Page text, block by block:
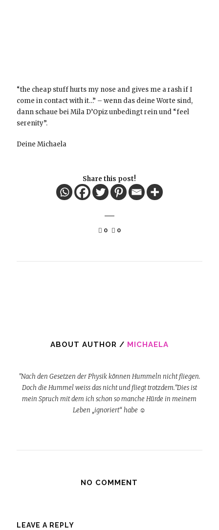
“the cheap stuff hurts my nose and gives me a rash if I
come in contact with it…” – wenn das deine Worte sind,
dann schaue bei Mila D’Opiz unbedingt rein und “feel
serenity”.
Deine Michaela
Share this post!
0 0
ABOUT AUTHOR / MICHAELA
"Nach den Gesetzen der Physik können Hummeln nicht fliegen.
Doch die Hummel weiss das nicht und fliegt trotzdem."Dies ist
mein Spruch mit dem ich schon so manche Hürde in meinem
Leben „ignoriert“ habe ☺
NO COMMENT
LEAVE A REPLY